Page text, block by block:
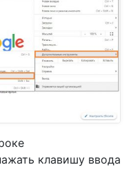
клавишу ввода